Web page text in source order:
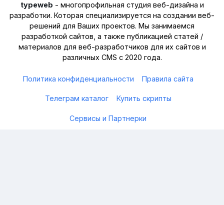
typeweb - многопрофильная студия веб-дизайна и
разработки. Которая специализируется на создании веб-
решений для Ваших проектов. Мы занимаемся
разработкой сайтов, а также публикацией статей /
материалов для веб-разработчиков для их сайтов и
различных CMS с 2020 года.
Политика конфиденциальности Правила сайта
Телеграм каталог Купить скрипты
Сервисы и Партнерки